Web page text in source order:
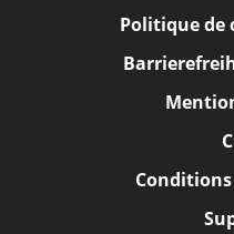
Politique